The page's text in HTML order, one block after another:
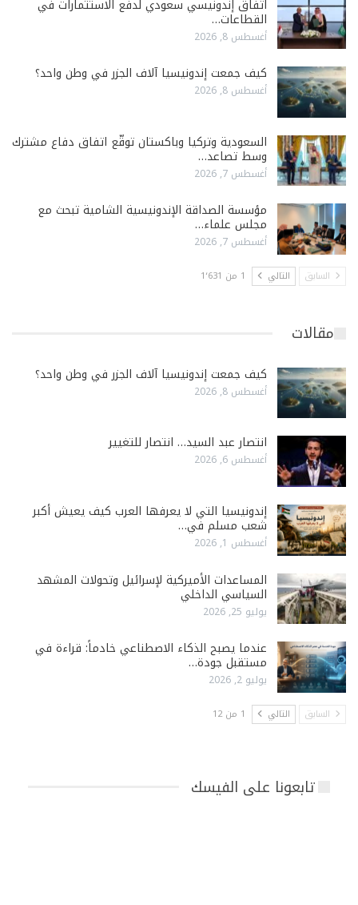
اتفاق إندونيسي سعودي لدفع الاستثمارات في
القطاعات…
أغسطس 8, 2026
كيف جمعت إندونيسيا آلاف الجزر في وطن واحد؟
أغسطس 8, 2026
السعودية وتركيا وباكستان توقّع اتفاق دفاع مشترك
وسط تصاعد…
أغسطس 7, 2026
مؤسسة الصداقة الإندونيسية الشامية تبحث مع
مجلس علماء…
أغسطس 7, 2026
السابق التالي 1 من 1٬631
مقالات
كيف جمعت إندونيسيا آلاف الجزر في وطن واحد؟
أغسطس 8, 2026
انتصار عبد السيد… انتصار للتغيير
أغسطس 6, 2026
إندونيسيا التي لا يعرفها العرب كيف يعيش أكبر
شعب مسلم في…
أغسطس 1, 2026
المساعدات الأميركية لإسرائيل وتحولات المشهد
السياسي الداخلي
يوليو 25, 2026
عندما يصبح الذكاء الاصطناعي خادماً: قراءة في
مستقبل جودة…
يوليو 2, 2026
السابق التالي 1 من 12
تابعونا على الفيسك